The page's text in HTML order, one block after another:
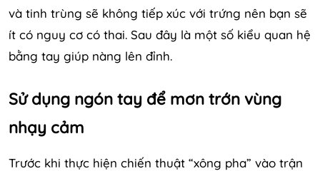
và tinh trùng sẽ không tiếp xúc với trứng nên bạn sẽ
ít có nguy cơ có thai. Sau đây là một số kiểu quan hệ
bằng tay giúp nàng lên đỉnh.
Sử dụng ngón tay để mơn trớn vùng
nhạy cảm
Trước khi thực hiện chiến thuật “xông pha” vào trận